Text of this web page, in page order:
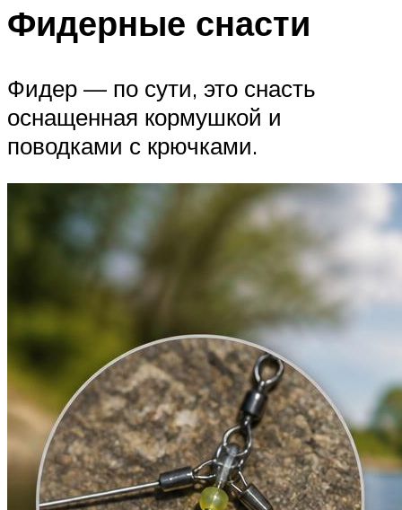
Фидерные снасти
Фидер — по сути, это снасть
оснащенная кормушкой и
поводками с крючками.